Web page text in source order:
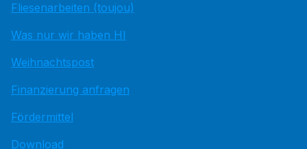
Fliesenarbeiten (toujou)
Was nur wir haben HI
Weihnachtspost
Finanzierung anfragen
Fördermittel
Download